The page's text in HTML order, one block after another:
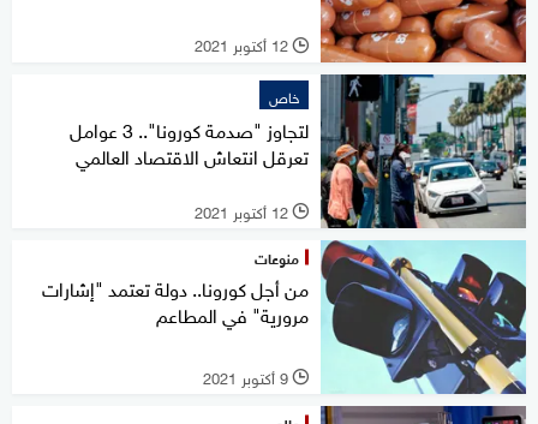
l 12 أكتوبر 2021
خاص
لتجاوز "صدمة كورونا".. 3 عوامل
تعرقل انتعاش الاقتصاد العالمي
l 12 أكتوبر 2021
منوعات
من أجل كورونا.. دولة تعتمد "إشارات
مرورية" في المطاعم
l 9 أكتوبر 2021